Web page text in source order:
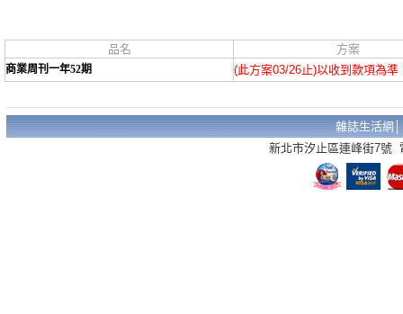
品名 方案
商業周刊一年52期 (此方案03/26止)以收到款項為準
雜誌生活網
新北市汐止區連峰街7號